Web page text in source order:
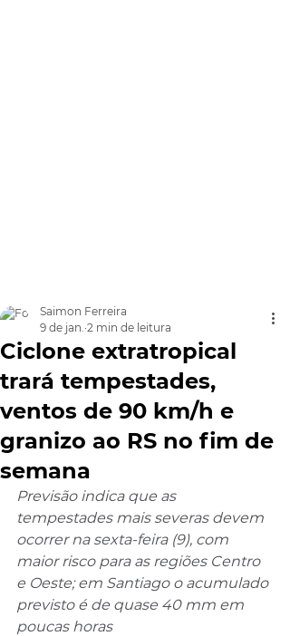
Ciclone extratropical
trará tempestades,
ventos de 90 km/h e
granizo ao RS no fim de
semana
Saimon Ferreira
9 de jan. 2 min de leitura
Previsão indica que as
tempestades mais severas devem
ocorrer na sexta-feira (9), com
maior risco para as regiões Centro
e Oeste; em Santiago o acumulado
previsto é de quase 40 mm em
poucas horas